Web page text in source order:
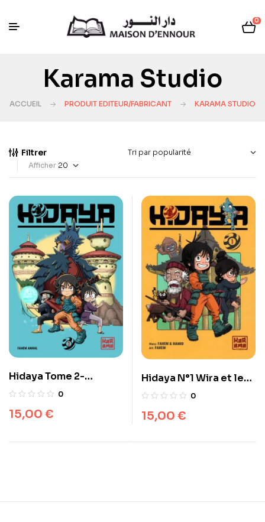
0
Karama Studio
ACCUEIL PRODUIT EDITEUR/FABRICANT KARAMA STUDIO
Filtrer
Afficher
Hidaya Tome 2-
Sabran…Entre
Détermination –
0
15,00 €
Hidaya N°1 Wira et le
monde spirituel
0
15,00 €